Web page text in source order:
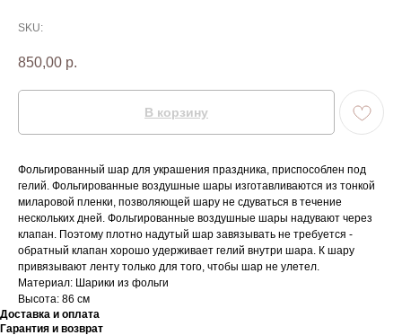
SKU:
850,00 р.
В корзину
Фольгированный шар для украшения праздника, приспособлен под
гелий. Фольгированные воздушные шары изготавливаются из тонкой
миларовой пленки, позволяющей шару не сдуваться в течение
нескольких дней. Фольгированные воздушные шары надувают через
клапан. Поэтому плотно надутый шар завязывать не требуется -
обратный клапан хорошо удерживает гелий внутри шара. К шару
привязывают ленту только для того, чтобы шар не улетел.
Материал: Шарики из фольги
Высота: 86 см
Доставка и оплата
Гарантия и возврат